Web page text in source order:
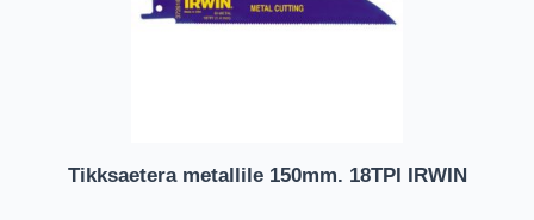
Tikksaetera metallile 150mm. 18TPI IRWIN